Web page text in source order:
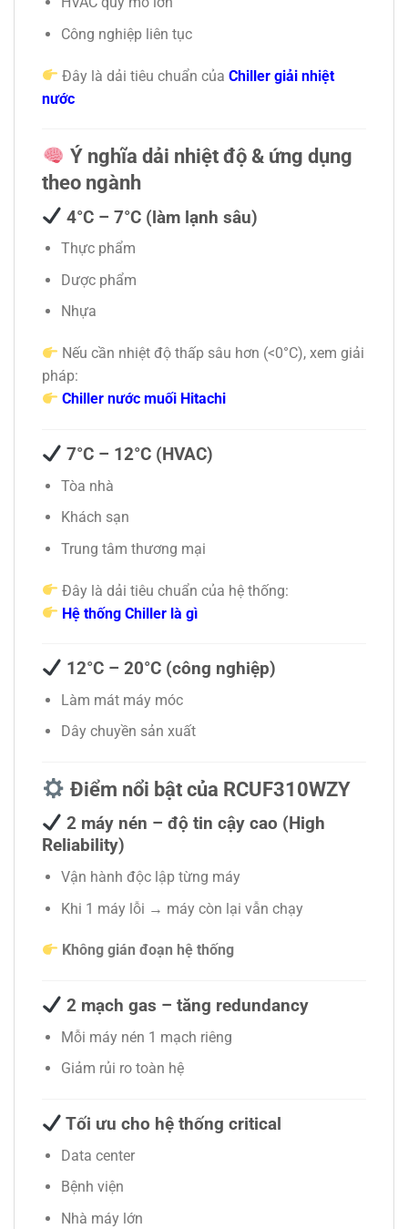
Công nghiệp liên tục
Đây là dải tiêu chuẩn củaChiller giải nhiệt
nước
Ý nghĩa dải nhiệt độ & ứng dụng
theo ngành
4°C – 7°C (làm lạnh sâu)
Thực phẩm
Dược phẩm
Nhựa
Nếu cần nhiệt độ thấp sâu hơn (<0°C), xem giải
pháp:
Chiller nước muối Hitachi
7°C – 12°C (HVAC)
Tòa nhà
Khách sạn
Trung tâm thương mại
Đây là dải tiêu chuẩn của hệ thống:
Hệ thống Chiller là gì
12°C – 20°C (công nghiệp)
Làm mát máy móc
Dây chuyền sản xuất
Điểm nổi bật của RCUF310WZY
2 máy nén – độ tin cậy cao (High
Reliability)
Vận hành độc lập từng máy
Khi 1 máy lỗi → máy còn lại vẫn chạy
Không gián đoạn hệ thống
2 mạch gas – tăng redundancy
Mỗi máy nén 1 mạch riêng
Giảm rủi ro toàn hệ
Tối ưu cho hệ thống critical
Data center
Bệnh viện
Nhà máy lớn